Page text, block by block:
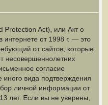
Protection Act), или Акт о
интернете от 1998 г. — это
от сайтов, которые
несовершеннолетних
согласие
вида подтверждения
личной информации от
лет. Если вы не уверены,